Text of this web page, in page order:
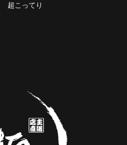
超こってり